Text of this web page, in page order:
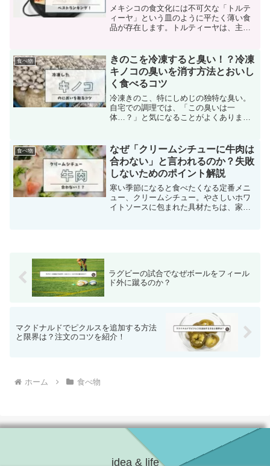
介
メキシコの食文化には不可欠な「トルテ
ィーヤ」という皿のように平たく薄い食
品が存在します。トルティーヤは、主に
的です。本国では刺激的な調味料で味付
けをすることが多く見られ...
食べ物
きのこを冷凍すると臭い！？冷凍
キノコの臭いを消す方法とおいし
く食べるコツ
冷凍きのこ、特にしめじの独特な臭い。
自宅での調理では、「この臭いは一
体…？」と気になることがよくありま
ります。しかし、驚くことに、冷凍きの
この臭みを消せる方法は意外にシ...
食べ物
なぜ「クリームシチューに牛肉は
合わない」と言われるのか？失敗
しないためのポイント解説
寒い季節になると食べたくなる定番メニ
ュー、クリームシチュー。やさしいホワ
イトソースに包まれた具材たちは、家庭
ラグビーの試合でなぜボールをフィール
ド外に蹴るのか？
マクドナルドでピクルスを追加する方法
と限界は？注文のコツを紹介！
ホーム 食べ物
idea & life